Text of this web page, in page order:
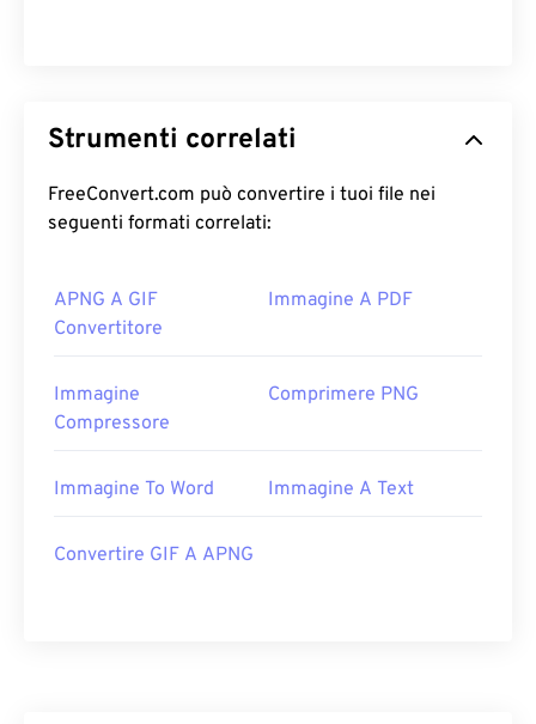
Strumenti correlati
FreeConvert.com può convertire i tuoi file nei
seguenti formati correlati:
APNG A GIF
Convertitore
Immagine A PDF
Immagine
Compressore
Comprimere PNG
Immagine To Word Immagine A Text
Convertire GIF A APNG